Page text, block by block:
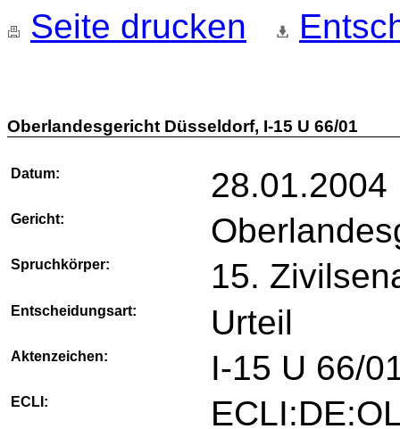
Seite drucken
Oberlandesgericht Düsseldorf, I-15 U 66/01
Datum: 28.01.2004
Gericht:
Spruchkörper: 15.
Entscheidungsart: Urteil
Aktenzeichen: I-15 U 66/
ECLI: